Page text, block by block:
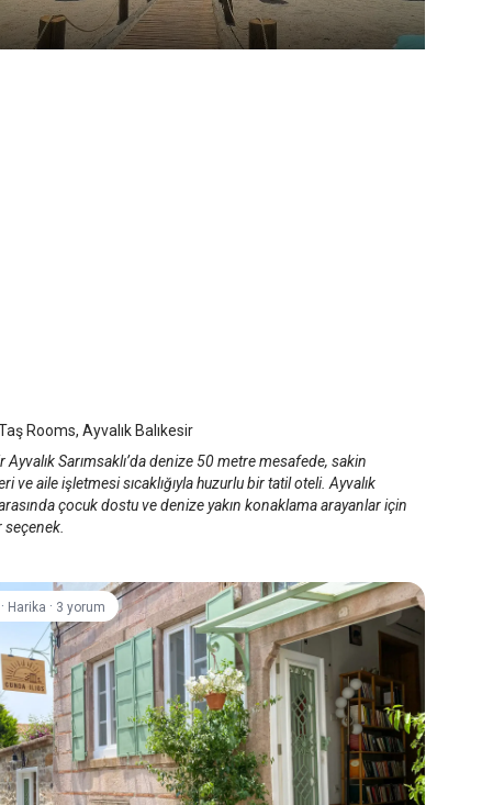
Rooms, Ayvalık Balıkesir
Ayvalık Sarımsaklı’da denize 50 metre mesafede, sakin
ve aile işletmesi sıcaklığıyla huzurlu bir tatil oteli. Ayvalık
çocuk dostu ve denize yakın konaklama arayanlar için
seçenek.
· Harika · 3 yorum